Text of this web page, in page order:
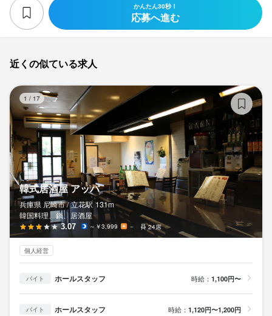
かんたん30秒！
応募へ進む
近くの似ている求人
1 / 17
韓式居酒屋 アッパ
兵庫県 尼崎市 / 立花駅 131m
韓国料理、鍋、居酒屋
3.07 ～￥3,999 － 24席
個人経営
バイト ホールスタッフ 時給： 1,100円〜
バイト ホールスタッフ 時給： 1,120円〜1,200円